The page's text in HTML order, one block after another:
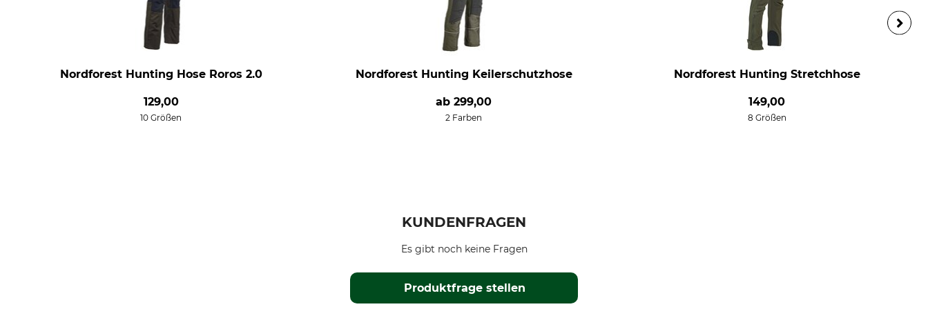
Nordforest Hunting Hose Roros 2.0
129,00
10 Größen
Nordforest Hunting Keilerschutzhose
ab299,00
2 Farben
Nordforest Hunting Stretchhose
149,00
8 Größen
KUNDENFRAGEN
Produktfrage stellen
Es gibt noch keine Fragen